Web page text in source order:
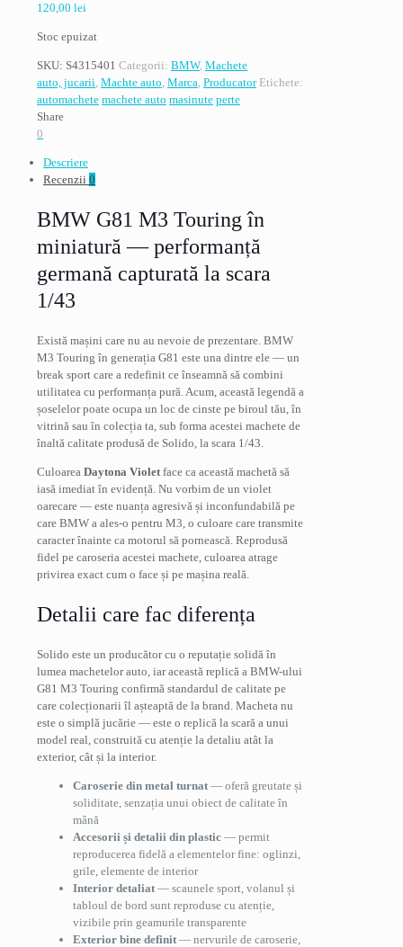
120,00 lei
Stoc epuizat
SKU: S4315401 Categorii: BMW, Machete
auto, jucarii, Machte auto, Marca, Producator Etichete:
automachete machete auto masinute perte
Share
0
Descriere
Recenzii 0
BMW G81 M3 Touring în
miniatură — performanță
germană capturată la scara
1/43
Există mașini care nu au nevoie de prezentare. BMW
M3 Touring în generația G81 este una dintre ele — un
break sport care a redefinit ce înseamnă să combini
utilitatea cu performanța pură. Acum, această legendă a
șoselelor poate ocupa un loc de cinste pe biroul tău, în
vitrină sau în colecția ta, sub forma acestei machete de
înaltă calitate produsă de Solido, la scara 1/43.
Culoarea Daytona Violetface ca această machetă să
iasă imediat în evidență. Nu vorbim de un violet
oarecare — este nuanța agresivă și inconfundabilă pe
care BMW a ales-o pentru M3, o culoare care transmite
caracter înainte ca motorul să pornească. Reprodusă
fidel pe caroseria acestei machete, culoarea atrage
privirea exact cum o face și pe mașina reală.
Detalii care fac diferența
Solido este un producător cu o reputație solidă în
lumea machetelor auto, iar această replică a BMW-ului
G81 M3 Touring confirmă standardul de calitate pe
care colecționarii îl așteaptă de la brand. Macheta nu
este o simplă jucărie — este o replică la scară a unui
model real, construită cu atenție la detaliu atât la
exterior, cât și la interior.
Caroserie din metal turnat — oferă greutate și
soliditate, senzația unui obiect de calitate în
mână
Accesorii și detalii din plastic — permit
reproducerea fidelă a elementelor fine: oglinzi,
grile, elemente de interior
Interior detaliat — scaunele sport, volanul și
tabloul de bord sunt reproduse cu atenție,
vizibile prin geamurile transparente
Exterior bine definit — nervurile de caroserie,